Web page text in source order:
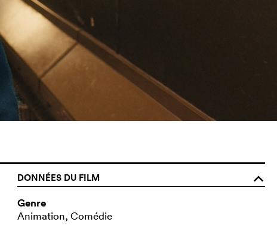
DONNÉES DU FILM
o
Genre
Animation, Comédie